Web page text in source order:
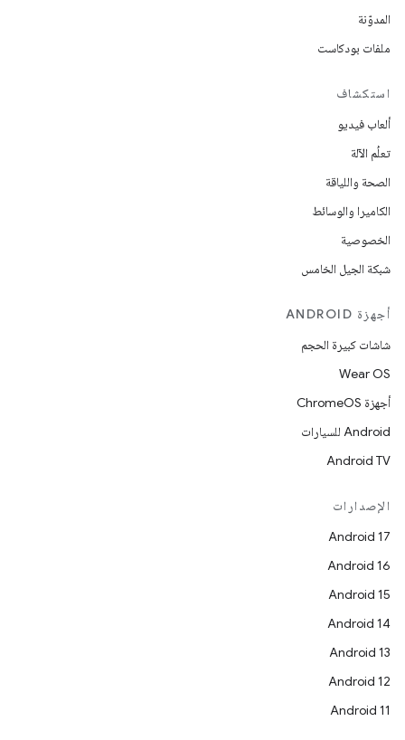
المدوّنة
ملفات بودكاست
استكشاف
ألعاب فيديو
تعلُم الآلة
الصحة واللياقة
الكاميرا والوسائط
الخصوصية
شبكة الجيل الخامس
أجهزة ANDROID
شاشات كبيرة الحجم
Wear OS
أجهزة ChromeOS
Android للسيارات
Android TV
الإصدارات
Android 17
Android 16
Android 15
Android 14
Android 13
Android 12
Android 11